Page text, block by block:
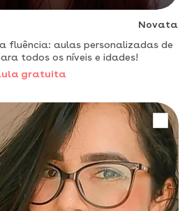
Novata
fluência: aulas personalizadas de
todos os níveis e idades!
gratuita